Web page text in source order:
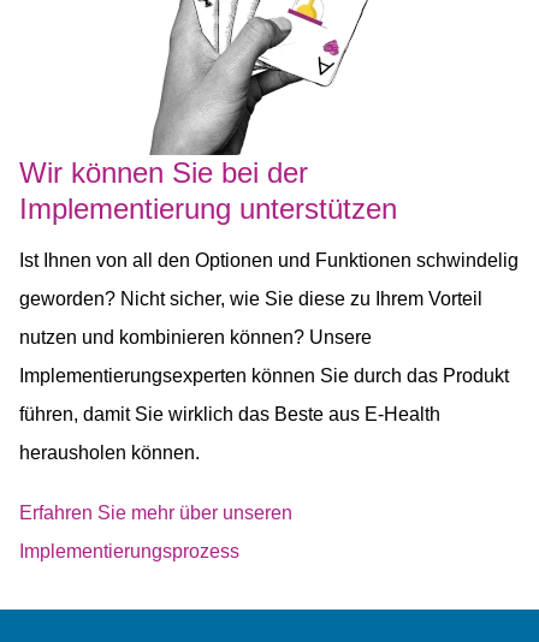
Wir können Sie bei der
Implementierung unterstützen
Ist Ihnen von all den Optionen und Funktionen schwindelig
geworden? Nicht sicher, wie Sie diese zu Ihrem Vorteil
nutzen und kombinieren können? Unsere
Implementierungsexperten können Sie durch das Produkt
führen, damit Sie wirklich das Beste aus E-Health
herausholen können.
Erfahren Sie mehr über unseren
Implementierungsprozess